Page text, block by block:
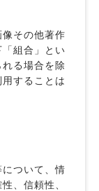
その他著作
組合」とい
る場合を除
することは
ついて、情
、信頼性、